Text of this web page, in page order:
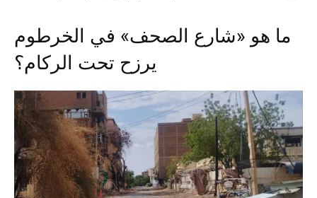
ما هو «شارع الصحف» في الخرطوم
يرزح تحت الركام؟